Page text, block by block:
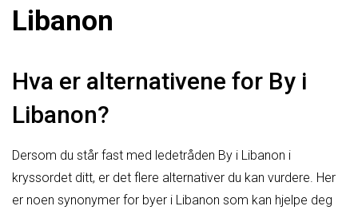
Libanon
Hva er alternativene for By i
Libanon?
Dersom du står fast med ledetråden By i Libanon i
kryssordet ditt, er det flere alternativer du kan vurdere. Her
er noen synonymer for byer i Libanon som kan hjelpe deg